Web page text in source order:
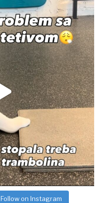
Follow on Instagram